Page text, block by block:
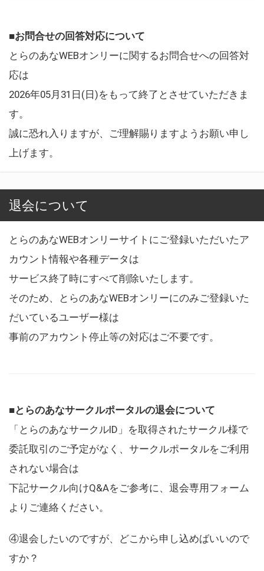
■お問合せの回答対応について
とらのあなWEBオンリーに関するお問合せへの回答対
応は
2026年05月31日(日)をもって終了とさせていただきま
す。
誠に恐れ入りますが、ご理解賜りますようお願い申し
上げます。
退会について
とらのあなWEBオンリーサイトにご登録いただいたア
カウント情報や各種データは
サービス終了時にすべて削除いたします。
そのため、とらのあなWEBオンリーにのみご登録いた
だいているユーザー様は
事前のアカウント停止等の対応はご不要です。
■とらのあなサークルポータルの退会について
「とらのあなサークルID」を取得されたサークル様で
委託取引のご予定がなく、サークルポータルをご利用
されない場合は
下記サークル向けQ&Aをご参考に、退会専用フォーム
よりご連絡ください。
④退会したいのですが、どこから申し込めばいいので
すか？